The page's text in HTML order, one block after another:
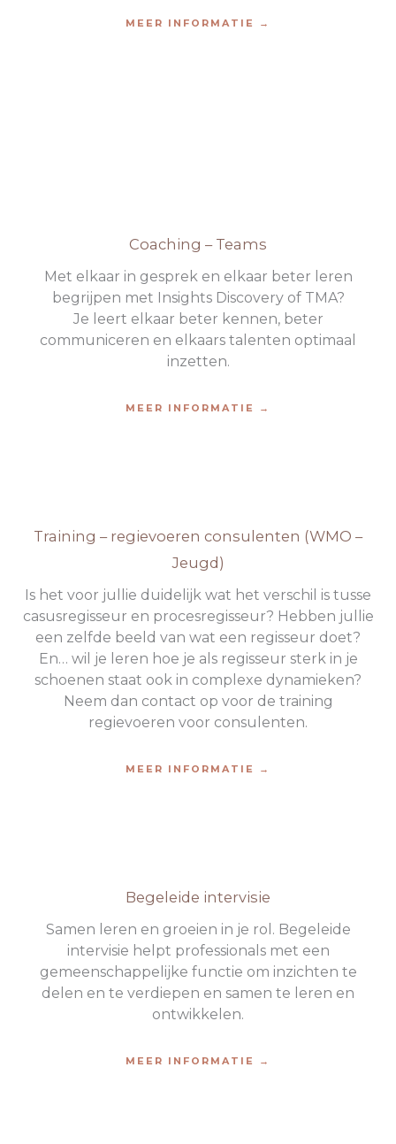
MEER INFORMATIE →
Coaching – Teams
Met elkaar in gesprek en elkaar beter leren
begrijpen met Insights Discovery of TMA?
Je leert elkaar beter kennen, beter
communiceren en elkaars talenten optimaal
inzetten.
MEER INFORMATIE →
Training – regievoeren consulenten (WMO –
Jeugd)
Is het voor jullie duidelijk wat het verschil is tusse
casusregisseur en procesregisseur? Hebben jullie
een zelfde beeld van wat een regisseur doet?
En… wil je leren hoe je als regisseur sterk in je
schoenen staat ook in complexe dynamieken?
Neem dan contact op voor de training
regievoeren voor consulenten.
MEER INFORMATIE →
Begeleide intervisie
Samen leren en groeien in je rol. Begeleide
intervisie helpt professionals met een
gemeenschappelijke functie om inzichten te
delen en te verdiepen en samen te leren en
ontwikkelen.
MEER INFORMATIE →